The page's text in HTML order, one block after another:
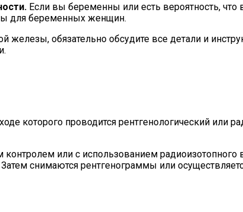
Если вы беременны или есть вероятность,
для беременных женщин.
обязательно обсудите все детали и
которого проводится рентгенологический или
или с использованием
снимаются рентгенограммы или